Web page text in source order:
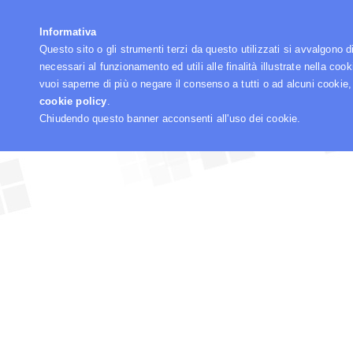
Informativa
Questo sito o gli strumenti terzi da questo utilizzati si avvalgono
necessari al funzionamento ed utili alle finalità illustrate nella
vuoi saperne di più o negare il consenso a tutti o ad alcuni
cookie policy.
Chiudendo questo banner acconsenti all'uso dei cookie.